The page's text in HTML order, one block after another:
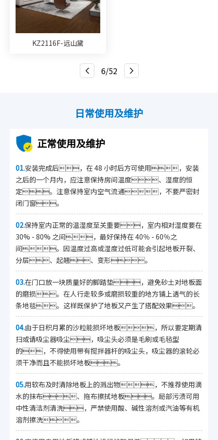
KZ2116F-远山黛
6/52
日常使用及维护
正常使用及维护
01.安装完成后，在 48 小时后方可使用，安装
之后的一个月内，应注意保持房间温度、湿度的恒
定。注意保持室内空气流通，不要严密封
闭门窗。
02.保持室内正常的温湿度至关重要，室内相对湿度要在
30% - 80% 之间，最好保持在 40％ - 60％之
间。因温度过高或湿度过低可能会引起地板开裂、
分层、起翘、变形。
03.在门口放一块质量好的脚踏垫，避免砂土对地板面
的磨损。在人行走较多或磨损较重的地方铺上透气的长
条地毯。这样既保护了地板又产生了搭配效果。
04.由于日积月累的沙粒能损坏地板，所以要定期清
扫或请吸尘器吸尘，吸尘头必须是毛刷或毛毡型
的，不得使用带有搅拌器杆的吸尘头，吸尘器的滚轮必
须干净而且不能损坏地板。
05.用软布及时清除地板上的溅出物，不推荐使用滴
水的抹布、拖布擦拭地板。局部污渍可用
中性清洁剂清洗，严禁使用酸、碱性溶剂或汽油等有机
溶剂擦洗。